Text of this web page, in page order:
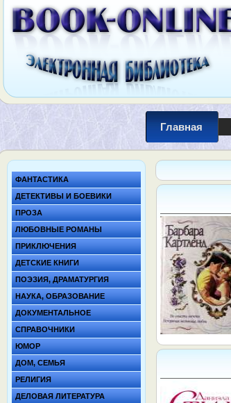
Главная
ФАНТАСТИКА
ДЕТЕКТИВЫ И БОЕВИКИ
ПРОЗА
ЛЮБОВНЫЕ РОМАНЫ
ПРИКЛЮЧЕНИЯ
ДЕТСКИЕ КНИГИ
ПОЭЗИЯ, ДРАМАТУРГИЯ
НАУКА, ОБРАЗОВАНИЕ
ДОКУМЕНТАЛЬНОЕ
СПРАВОЧНИКИ
ЮМОР
ДОМ, СЕМЬЯ
РЕЛИГИЯ
ДЕЛОВАЯ ЛИТЕРАТУРА